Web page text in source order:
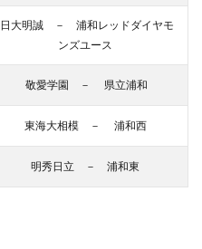
日大明誠 － 浦和レッドダイヤモ
ンズユース
敬愛学園 － 県立浦和
東海大相模 － 浦和西
明秀日立 － 浦和東